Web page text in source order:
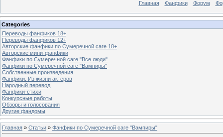
Главная Фанфики Форум
Categories
Переводы фанфиков 18+
Переводы фанфиков 12+
Авторские фанфики по Сумеречной саге 18+
Авторские мини-фанфики
Фанфики по Сумеречной саге "Все люди"
Фанфики по Сумеречной саге "Вампиры"
Собственные произведения
Фанфики. Из жизни актеров
Народный перевод
Фанфики-стихи
Конкурсные работы
Обзоры и голосования
Другие фандомы
Главная » Статьи » Фанфики по Сумеречной саге "Вампиры"